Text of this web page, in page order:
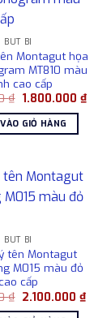
BÚT BI
Montagut họa
MT810 màu
cao cấp
₫ Giá
là:
2.050.000 ₫.
1.800.000 ₫Giá
hiện
GIỎ HÀNG
BÚT BI
tên Montagut
M015 màu đỏ
cấp
₫ Giá
2.100.000 ₫Giá
hiện